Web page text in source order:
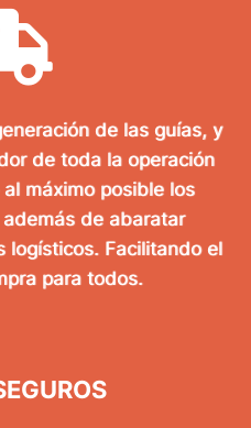
de las guías, y
de toda la operación
máximo posible los
de abaratar
logísticos. Facilitando el
para todos.